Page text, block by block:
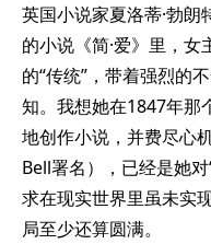
英国小说家夏洛蒂·勃
的小说《简·爱》里，女
的“传统”，带着强烈的
知。我想她在1847年那
地创作小说，并费尽心
Bell署名），已经是她
求在现实世界里虽未实
局至少还算圆满。